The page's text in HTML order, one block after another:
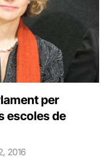
per
escoles de
2016